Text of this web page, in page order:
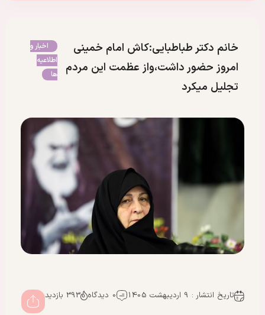
خانم دکتر طباطبایی:کاش امام خمینی
امروز حضور داشت،واز عظمت این مردم
تجلیل میکرد
اخبار و
اطلاعیه
ها
تاریخ انتشار : 9 اردیبهشت 1405 0 دیدگاه 393 بازدید